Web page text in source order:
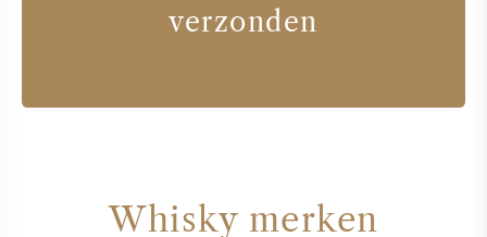
verzonden
Whisky merken